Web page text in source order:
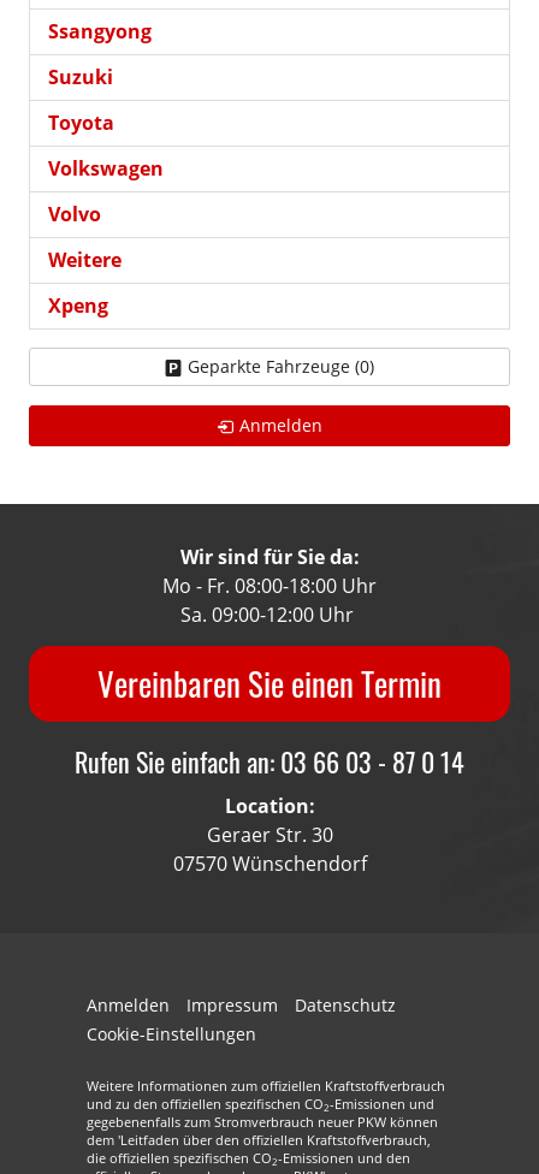
Ssangyong
Suzuki
Toyota
Volkswagen
Volvo
Weitere
Xpeng
Geparkte Fahrzeuge (0)
Anmelden
Wir sind für Sie da:
Mo - Fr. 08:00-18:00 Uhr
Sa. 09:00-12:00 Uhr
Vereinbaren Sie einen Termin
Rufen Sie einfach an: 03 66 03 - 87 0 14
Location:
Geraer Str. 30
07570 Wünschendorf
Anmelden Impressum
Datenschutz
Cookie-Einstellungen
Weitere Informationen zum offiziellen Kraftstoffverbrauch
und zu den offiziellen spezifischen CO2-Emissionen und
gegebenenfalls zum Stromverbrauch neuer PKW können
dem 'Leitfaden über den offiziellen Kraftstoffverbrauch,
die offiziellen spezifischen CO2-Emissionen und den